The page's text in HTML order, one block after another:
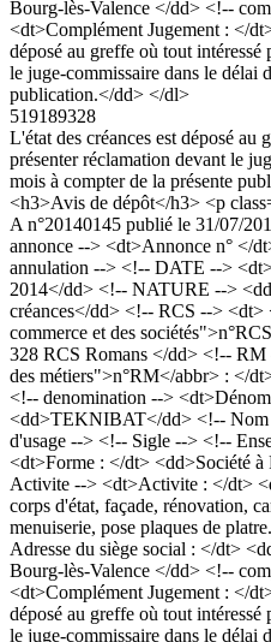
Bourg-lès-Valence </dd> <!--
<dt>Complément Jugement : </
déposé au greffe où tout
le juge-commissaire dans le délai
publication.</dd> </dl>
519189328
L'état des créances est déposé au
présenter réclamation devant le
mois à compter de la présente
<h3>Avis de dépôt</h3> <p
A n°20140145 publié le 31/07/
annonce --> <dt>Annonce n° </
annulation --> <!-- DATE -->
2014</dd> <!-- NATURE -->
créances</dd> <!-- RCS --> <dt>
commerce et des
328 RCS Romans </dd> <!--
des métiers">n°RM</abbr> : </
<!-- denomination -->
<dd>TEKNIBAT</dd> <!--
d'usage --> <!-- Sigle --> <!--
<dt>Forme : </dt> <dd>Société
Activite --> <dt>Activite : </dt>
corps d'état, façade, rénovation,
menuiserie, pose plaques de
Adresse du siège social : </dt>
Bourg-lès-Valence </dd> <!--
<dt>Complément Jugement : </
déposé au greffe où tout
le juge-commissaire dans le délai